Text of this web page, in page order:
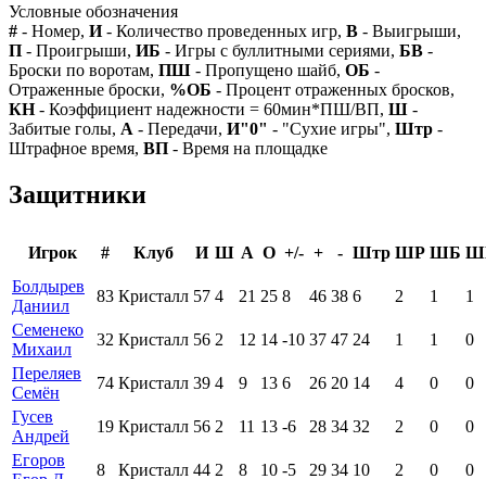
Условные обозначения
# - Номер, И- Количество проведенных игр, В - Выигрыши,
П - Проигрыши, ИБ - Игры с буллитными сериями, БВ -
Броски по воротам, ПШ - Пропущено шайб, ОБ -
Отраженные броски, %ОБ - Процент отраженных бросков,
КН- Коэффициент надежности = 60мин*ПШ/ВП, Ш -
Забитые голы, А - Передачи, И"0" - "Сухие игры", Штр -
Штрафное время, ВП - Время на площадке
Защитники
Игрок # Клуб И Ш А О +/- + - Штр ШР ШБ
Болдырев
Даниил
83 Кристалл 57 4 21 25 8 46 38 6 2 1
1
Семенеко
Михаил
32 Кристалл 56 2 12 14 -10 37 47 24 1 1
0
Переляев
Семён
74 Кристалл 39 4 9 13 6 26 20 14 4 0
0
Гусев
Андрей
19 Кристалл 56 2 11 13 -6 28 34 32 2 0
0
Егоров
8 Кристалл 44 2 8 10 -5 29 34 10 2 0
0